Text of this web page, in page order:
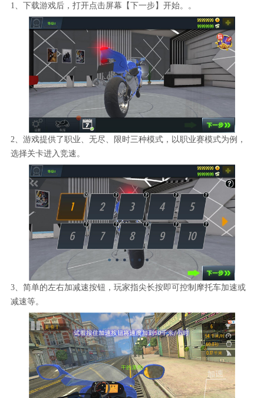
1、下载游戏后，打开点击屏幕【下一步】开始。。
2、游戏提供了职业、无尽、限时三种模式，以职业赛模式为例，
选择关卡进入竞速。
3、简单的左右加减速按钮，玩家指尖长按即可控制摩托车加速或
减速等。